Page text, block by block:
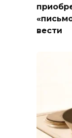
вести